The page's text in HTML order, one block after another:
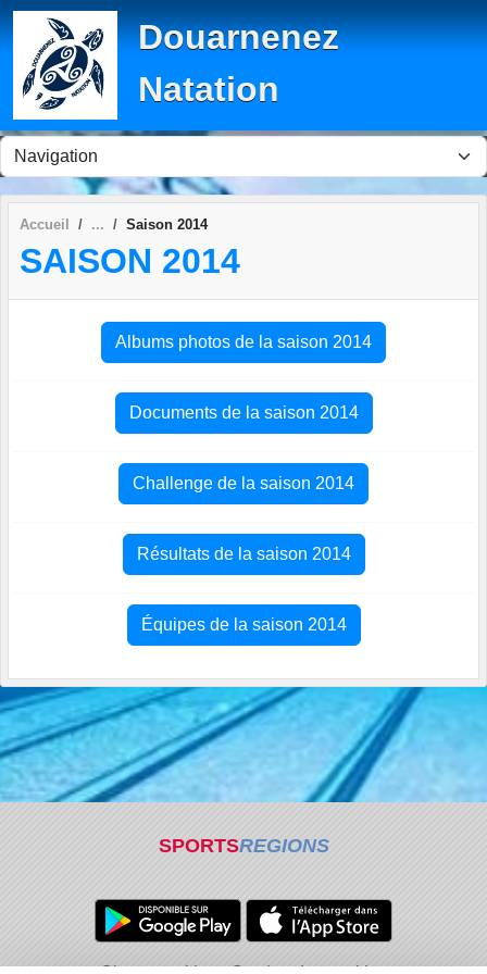
Douarnenez
Natation
Accueil Saison 2014
SAISON 2014
Albums photos de la saison 2014
Documents de la saison 2014
Challenge de la saison 2014
Résultats de la saison 2014
Équipes de la saison 2014
SPORTSREGIONS
Panneau de gestion des cookies